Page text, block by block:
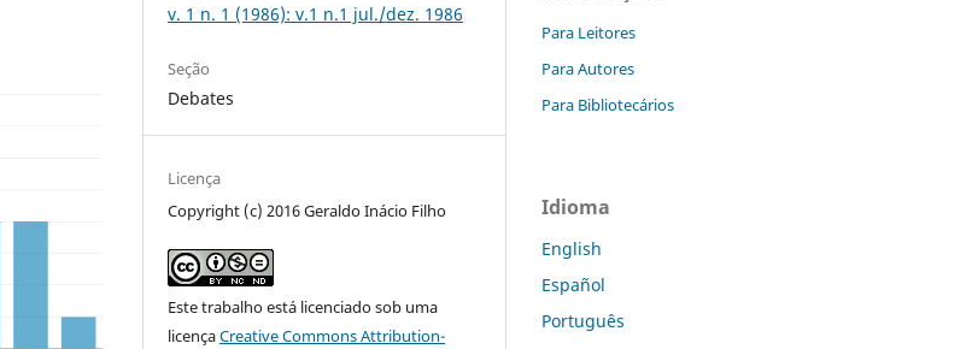
v. 1 n. 1 (1986): v.1 n.1 jul./dez. 1986
Seção
Debates
Licença
Copyright (c) 2016 Geraldo Inácio Filho
Este trabalho está licenciado sob uma
licençaCreative Commons Attribution-
Para Leitores
Para Autores
Para Bibliotecários
Idioma
English
Español
Português